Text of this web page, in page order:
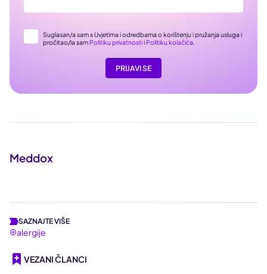
Suglasan/a sam s Uvjetima i odredbama o korištenju i pružanja usluga i
pročitao/la sam Politiku privatnostii Politiku kolačića.
PRIJAVI SE
Meddox
SAZNAJTE VIŠE
alergije
VEZANI ČLANCI